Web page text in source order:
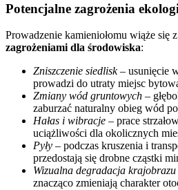
Potencjalne zagrożenia
Prowadzenie kamieniołomu wiąże się
zagrożeniami dla środowiska:
Zniszczenie siedlisk– usunięcie
prowadzi do utraty miejsc
Zmiany wód gruntowych –
zaburzać naturalny obieg wód
Hałas i wibracje – prace
uciążliwości dla okolicznych
Pyły – podczas kruszenia i
przedostają się drobne cząstki
Wizualna degradacja krajobrazu
znacząco zmieniają charakter